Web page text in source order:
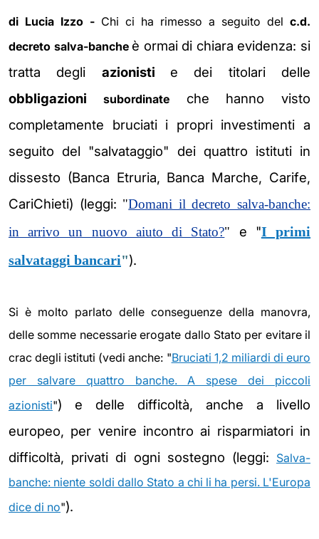
di Lucia Izzo - Chi ci ha rimesso a seguito del c.d.
decreto salva-banche è ormai di chiara evidenza: si
tratta degli azionisti e dei titolari delle
obbligazioni subordinateche hanno visto
completamente bruciati i propri investimenti a
seguito del "salvataggio" dei quattro istituti in
dissesto (Banca Etruria, Banca Marche, Carife,
CariChieti) (leggi: "Domani il decreto salva-banche:
in arrivo un nuovo aiuto di Stato?" e "I primi
salvataggi bancari").
Si è molto parlato delle conseguenze della manovra,
delle somme necessarie erogate dallo Stato per evitare il
crac degli istituti (vedi anche: "Bruciati 1,2 miliardi di euro
per salvare quattro banche. A spese dei piccoli
azionisti") e delle difficoltà, anche a livello
europeo, per venire incontro ai risparmiatori in
difficoltà, privati di ogni sostegno (leggi: Salva-
banche: niente soldi dallo Stato a chi li ha persi. L'Europa
dice di no").